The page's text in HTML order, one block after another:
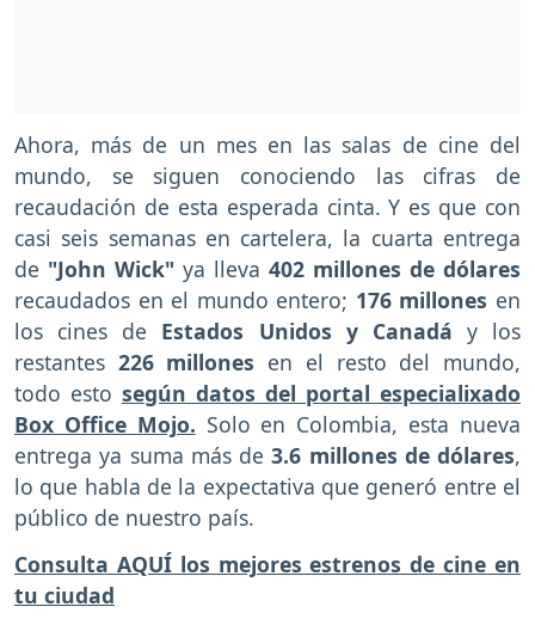
Ahora, más de un mes en las salas de cine del
mundo, se siguen conociendo las cifras de
recaudación de esta esperada cinta. Y es que con
casi seis semanas en cartelera, la cuarta entrega
de "John Wick" ya lleva 402 millones de dólares
recaudados en el mundo entero; 176 millones en
los cines de Estados Unidos y Canadá y los
restantes 226 millones en el resto del mundo,
todo esto según datos del portal especialixado
Box Office Mojo. Solo en Colombia, esta nueva
entrega ya suma más de3.6 millones de dólares,
lo que habla de la expectativa que generó entre el
público de nuestro país.
Consulta AQUÍ los mejores estrenos de cine en
tu ciudad